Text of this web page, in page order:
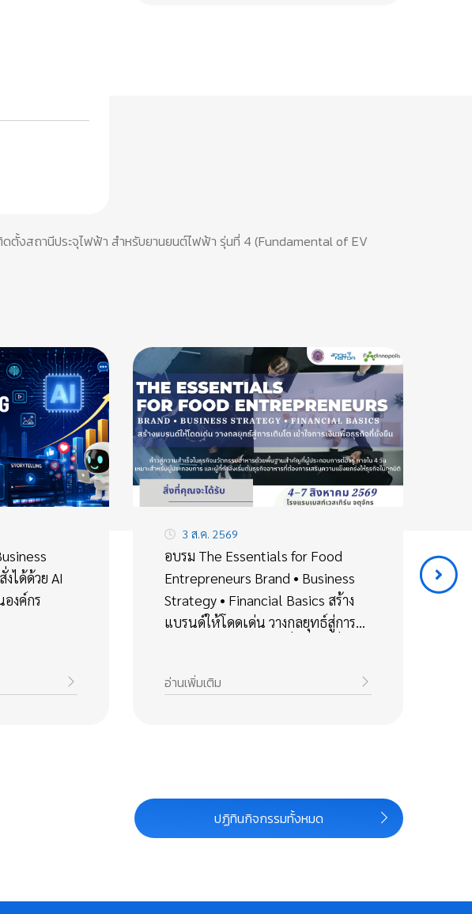
งสถานีประจุไฟฟ้า สำหรับยานยนต์ไฟฟ้า รุ่นที่ 4 (Fundamental of EV
งได้ด้วย AI
งค์กร
3 ส.ค. 2569
อบรม The Essentials for Food
Entrepreneurs Brand • Business
Strategy • Financial Basics สร้าง
แบรนด์ให้โดดเด่น วางกลยุทธ์สู่การ
อ่านเพิ่มเติม
ปฏิทินกิจกรรมทั้งหมด